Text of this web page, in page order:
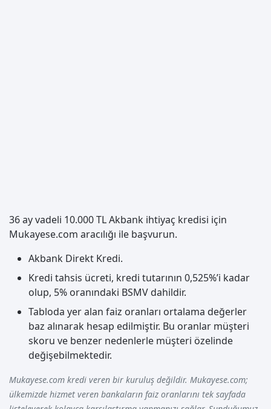
36 ay vadeli 10.000 TL Akbank ihtiyaç kredisi için
Mukayese.com aracılığı ile başvurun.
Akbank Direkt Kredi.
Kredi tahsis ücreti, kredi tutarının 0,525%’i kadar
olup, 5% oranındaki BSMV dahildir.
Tabloda yer alan faiz oranları ortalama değerler
baz alınarak hesap edilmiştir. Bu oranlar müşteri
skoru ve benzer nedenlerle müşteri özelinde
değişebilmektedir.
Mukayese.com kredi veren bir kuruluş değildir. Mukayese.com;
ülkemizde hizmet veren bankaların faiz oranlarını tek sayfada